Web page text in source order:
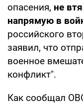
опасения, не
напрямую в
российского
заявил, что
военное
конфликт".
Как сообщал